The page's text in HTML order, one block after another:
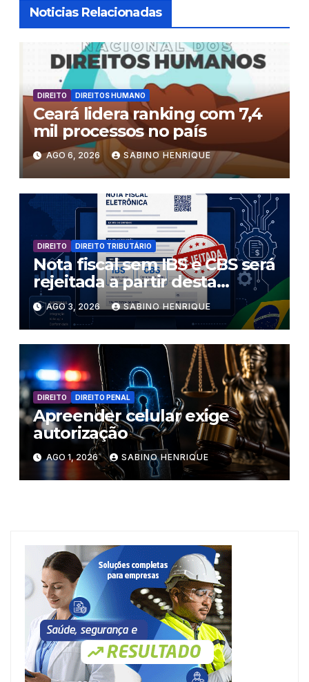
Noticias Relacionadas
DIREITO DIREITOS HUMANO
Ceará lidera ranking com 7,4
mil processos no país
AGO 6, 2026 SABINO HENRIQUE
DIREITO DIREITO TRIBUTÁRIO
Nota fiscal sem IBS e CBS será
rejeitada a partir desta
segunda-feira
AGO 3, 2026 SABINO HENRIQUE
DIREITO DIREITO PENAL
Apreender celular exige
autorização
AGO 1, 2026 SABINO HENRIQUE